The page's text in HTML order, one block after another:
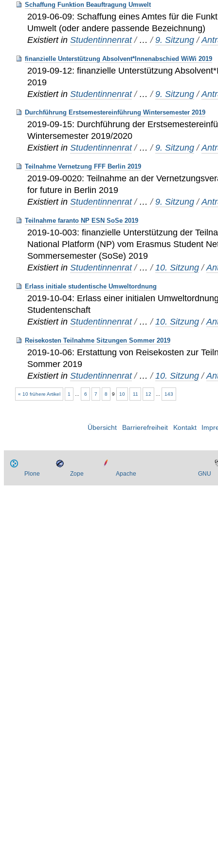
Schaffung Funktion Beauftragung Umwelt
2019-06-09: Schaffung eines Amtes für die
Umwelt (oder andere passende Bezeichnung)
Existiert in Studentinnenrat / …/9. Sitzung /
finanzielle Unterstützung Absolvent*Innenabschied WiWi 2019
2019-09-12: finanzielle Unterstützung
2019
Existiert in Studentinnenrat / …/9. Sitzung /
Durchführung Erstsemestereinführung Wintersemester 2019
2019-09-15: Durchführung der
Wintersemester 2019/2020
Existiert in Studentinnenrat / …/9. Sitzung /
Teilnahme Vernetzung FFF Berlin 2019
2019-09-0020: Teilnahme an der
for future in Berlin 2019
Existiert in Studentinnenrat / …/9. Sitzung /
Teilnahme faranto NP ESN SoSe 2019
2019-10-003: finanzielle Unterstützung der
National Platform (NP) vom Erasmus Student
Sommersemester (SoSe) 2019
Existiert in Studentinnenrat / …/ 10. Sitzung /
Erlass initiale studentische Umweltordnung
2019-10-04: Erlass einer initialen
Studentenschaft
Existiert in Studentinnenrat / …/ 10. Sitzung /
Reisekosten Teilnahme Sitzungen Sommer 2019
2019-10-06: Erstattung von Reisekosten zur
Sommer 2019
Existiert in Studentinnenrat / …/ 10. Sitzung /
« 10 frühere Artikel 1 6 7 8 9 10 11 12 143
Übersicht Barrierefreiheit Kontakt
Plone Zope Apache GNU